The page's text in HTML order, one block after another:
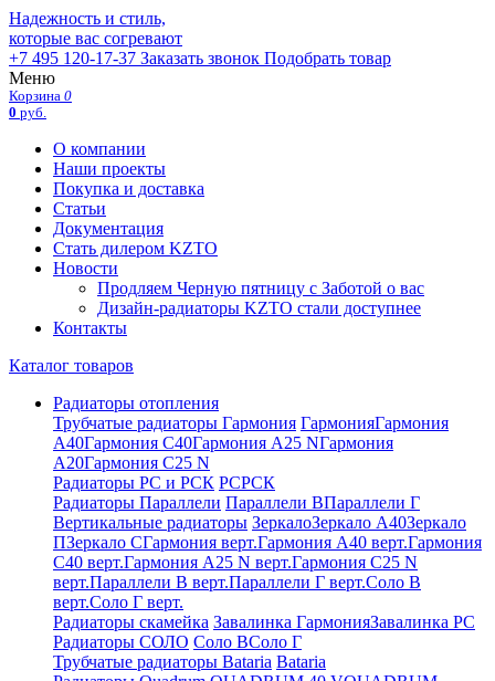
Надежность и стиль,
которые вас согревают
+7 495 120-17-37 Заказать звонок Подобрать товар
Меню
Корзина 0
0 руб.
О компании
Наши проекты
Покупка и доставка
Статьи
Документация
Стать дилером KZTO
Новости
Продляем Черную пятницу с Заботой о вас
Дизайн-радиаторы KZTO стали доступнее
Контакты
Каталог товаров
Радиаторы отопления
Трубчатые радиаторы Гармония ГармонияГармония
А40Гармония С40Гармония А25 NГармония
А20Гармония С25 N
Радиаторы РС и РСК РСРСК
Радиаторы Параллели Параллели ВПараллели Г
Вертикальные радиаторы ЗеркалоЗеркало А40Зеркало
ПЗеркало СГармония верт.Гармония А40 верт.Гармония
С40 верт.Гармония А25 N верт.Гармония С25 N
верт.Параллели В верт.Параллели Г верт.Соло В
верт.Соло Г верт.
Радиаторы скамейка Завалинка ГармонияЗавалинка РС
Радиаторы СОЛО Соло ВСоло Г
Трубчатые радиаторы Bataria Bataria